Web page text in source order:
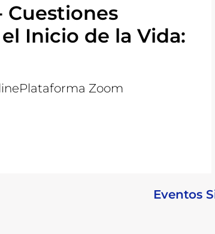
Cuestiones
Inicio de la Vida:
Plataforma Zoom
Eventos